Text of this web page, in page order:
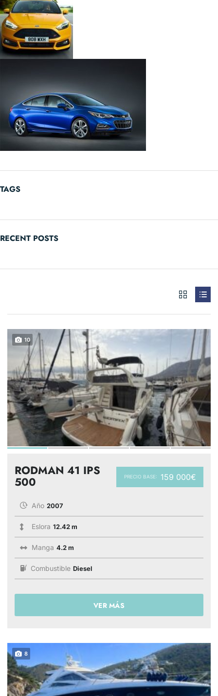
TAGS
RECENT POSTS
10
PRECIO BASE: 159 000€
RODMAN 41 IPS
500
Año 2007
Eslora 12.42 m
Manga 4.2 m
Combustible Diesel
VER MÁS
8